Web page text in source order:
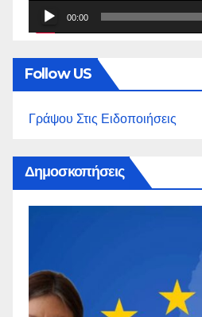
00:00
Follow US
Γράψου Στις Ειδοποιήσεις
Δημοσκοπήσεις